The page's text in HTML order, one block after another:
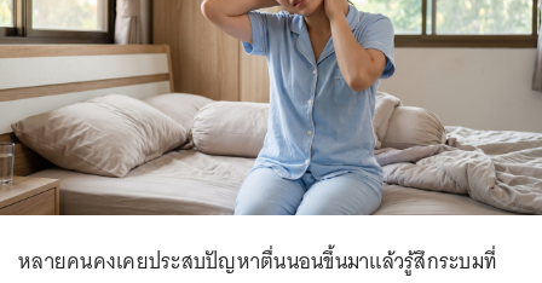
หลายคนคงเคยประสบปัญหาตื่นนอนขึ้นมาแล้วรู้สึกระบมที่